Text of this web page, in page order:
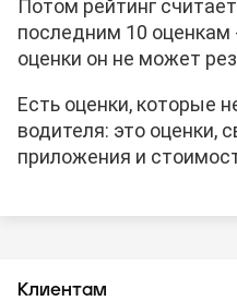
Потом рейтинг
последним 10 оценкам
оценки он не может
Есть оценки, которые
водителя: это оценки,
приложения и
Клиентам